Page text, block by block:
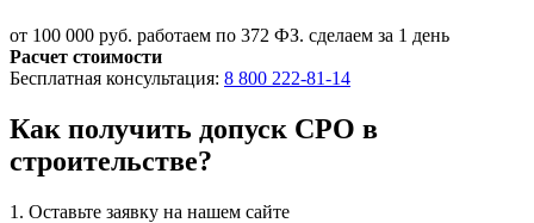
от 100 000 руб. работаем по 372 ФЗ. сделаем за 1 день
Расчет стоимости
Бесплатная консультация: 8 800 222-81-14
Как получить допуск СРО в
строительстве?
1. Оставьте заявку на нашем сайте